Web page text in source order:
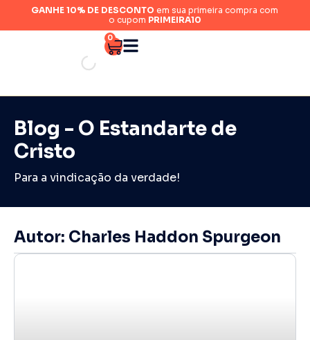
GANHE 10% DE DESCONTO em sua primeira compra com
o cupom PRIMEIRA10
0
Blog - O Estandarte de
Cristo
Para a vindicação da verdade!
Autor: Charles Haddon Spurgeon